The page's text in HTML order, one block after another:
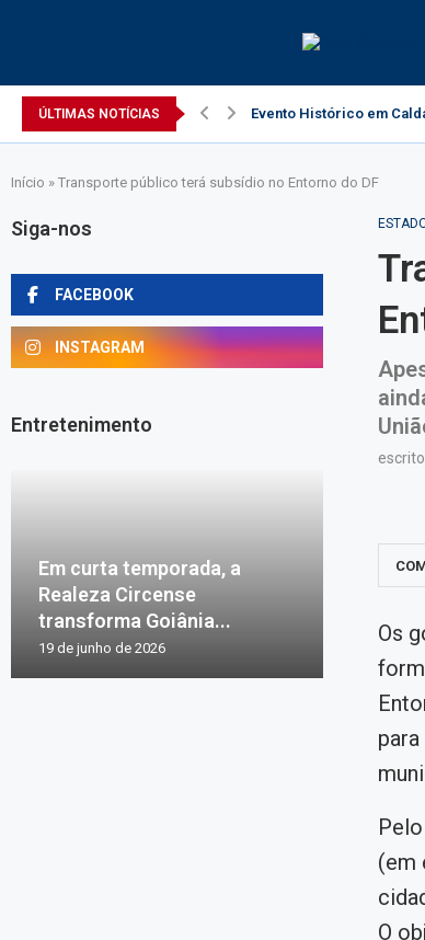
ÚLTIMAS NOTÍCIAS Evento Histórico em
Início » Transporte público terá subsídio no Entorno do DF
Os
(em
O
Siga-nos
FACEBOOK
INSTAGRAM
Entretenimento
Em curta temporada, a
Realeza Circense
transforma Goiânia...
19 de junho de 2026